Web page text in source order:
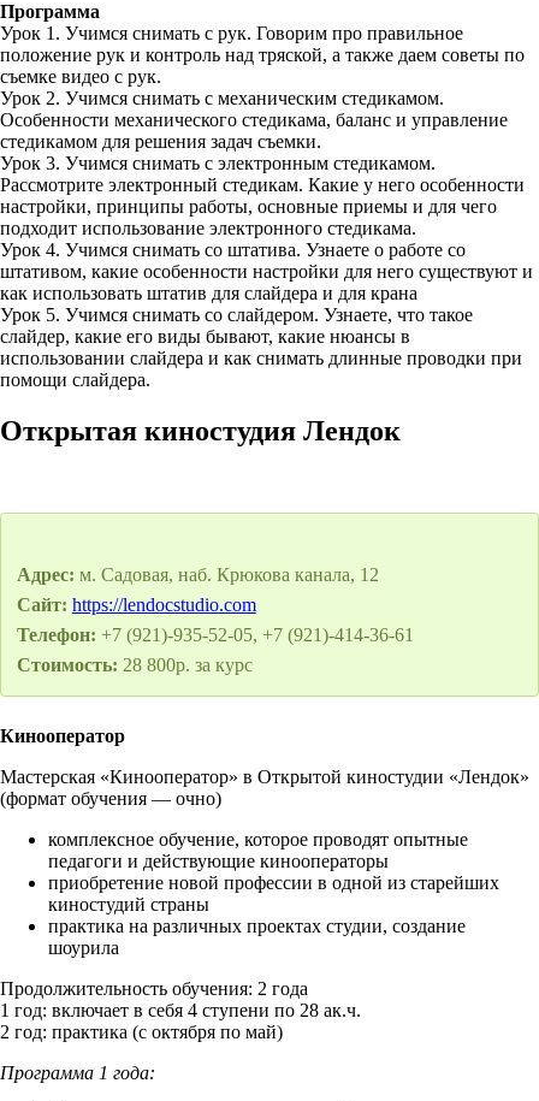
Программа
Урок 1. Учимся снимать с рук. Говорим про правильное
положение рук и контроль над тряской, а также даем советы по
съемке видео с рук.
Урок 2. Учимся снимать с механическим стедикамом.
Особенности механического стедикама, баланс и управление
стедикамом для решения задач съемки.
Урок 3. Учимся снимать с электронным стедикамом.
Рассмотрите электронный стедикам. Какие у него особенности
настройки, принципы работы, основные приемы и для чего
подходит использование электронного стедикама.
Урок 4. Учимся снимать со штатива. Узнаете о работе со
штативом, какие особенности настройки для него существуют и
как использовать штатив для слайдера и для крана
Урок 5. Учимся снимать со слайдером. Узнаете, что такое
слайдер, какие его виды бывают, какие нюансы в
использовании слайдера и как снимать длинные проводки при
помощи слайдера.
Открытая киностудия Лендок
Адрес: м. Садовая, наб. Крюкова канала, 12
Сайт: https://lendocstudio.com
Телефон: +7 (921)-935-52-05, +7 (921)-414-36-61
Стоимость: 28 800р. за курс
Кинооператор
Мастерская «Кинооператор» в Открытой киностудии «Лендок»
(формат обучения — очно)
комплексное обучение, которое проводят опытные
педагоги и действующие кинооператоры
приобретение новой профессии в одной из старейших
киностудий страны
практика на различных проектах студии, создание
шоурила
Продолжительность обучения: 2 года
1 год: включает в себя 4 ступени по 28 ак.ч.
2 год: практика (с октября по май)
Программа 1 года: